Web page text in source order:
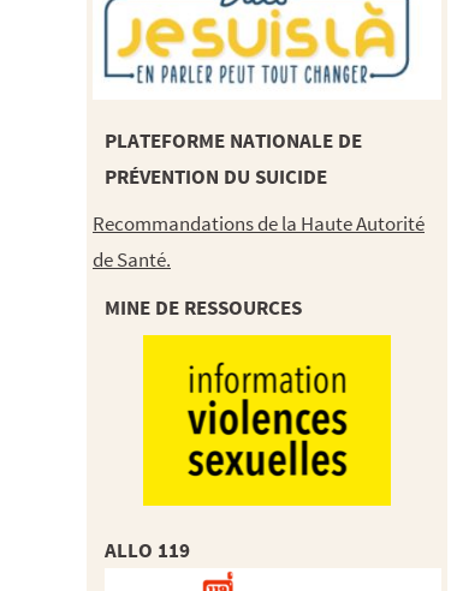
PLATEFORME NATIONALE DE
PRÉVENTION DU SUICIDE
Recommandations de la Haute Autorité
de Santé.
MINE DE RESSOURCES
ALLO 119